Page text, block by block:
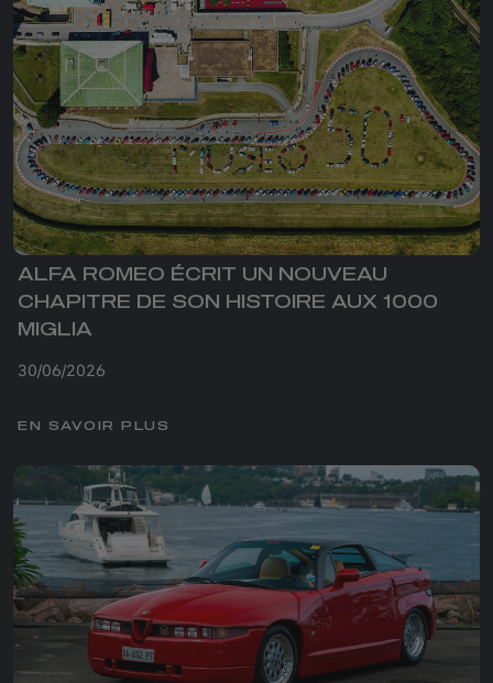
ALFA ROMEO ÉCRIT UN NOUVEAU
CHAPITRE DE SON HISTOIRE AUX 1000
MIGLIA
30/06/2026
EN SAVOIR PLUS